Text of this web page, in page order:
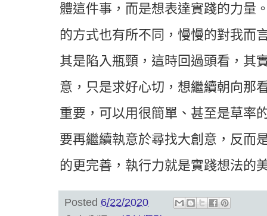
體這件事，而是想表達實踐的力量
的方式也有所不同，慢慢的對我而
其是陷入瓶頸，這時回過頭看，其
意，只是求好心切，想繼續朝向那
重要，可以用很簡單、甚至是草率
要再繼續執意於尋找大創意，反而
的更完善，執行力就是實踐想法的
Posted 6/22/2020